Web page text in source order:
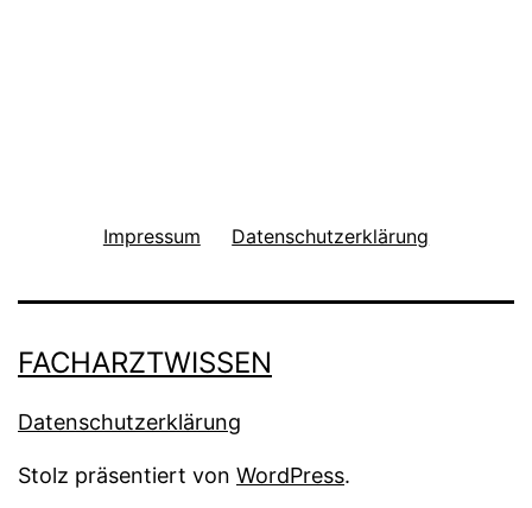
Impressum Datenschutzerklärung
FACHARZTWISSEN
Datenschutzerklärung
Stolz präsentiert von WordPress.